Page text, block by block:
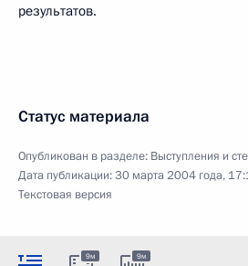
результатов.
Статус материала
Опубликован в разделе: Выступления и
Дата публикации:30 марта 2004 года,
Текстовая версия
9м 9м